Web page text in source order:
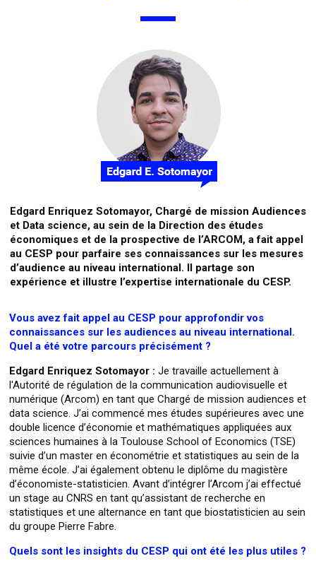
Edgard Enriquez Sotomayor, Chargé de mission Audiences
et Data science, au sein de la Direction des études
économiques et de la prospective de l’ARCOM, a fait appel
au CESP pour parfaire ses connaissances sur les mesures
d’audience au niveau international. Il partage son
expérience et illustre l’expertise internationale du CESP.
Vous avez fait appel au CESP pour approfondir vos
connaissances sur les audiences au niveau international.
Quel a été votre parcours précisément ?
Edgard Enriquez Sotomayor : Je travaille actuellement à
l'Autorité de régulation de la communication audiovisuelle et
numérique (Arcom) en tant que Chargé de mission audiences et
data science. J’ai commencé mes études supérieures avec une
double licence d’économie et mathématiques appliquées aux
sciences humaines à la Toulouse School of Economics (TSE)
suivie d’un master en économétrie et statistiques au sein de la
même école. J’ai également obtenu le diplôme du magistère
d’économiste-statisticien. Avant d’intégrer l’Arcom j’ai effectué
un stage au CNRS en tant qu’assistant de recherche en
statistiques et une alternance en tant que biostatisticien au sein
du groupe Pierre Fabre.
Quels sont les insights du CESP qui ont été les plus utiles ?